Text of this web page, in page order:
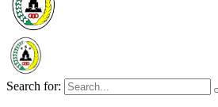
Search for: